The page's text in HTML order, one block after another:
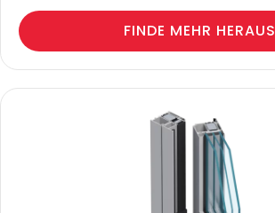
FINDE MEHR HERAUS